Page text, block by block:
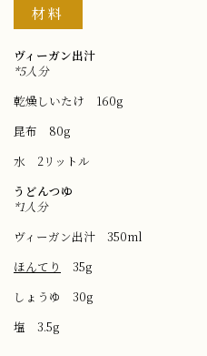
材料
ヴィーガン出汁
*5人分
乾燥しいたけ 160g
昆布 80g
水 2リットル
うどんつゆ
*1人分
ヴィーガン出汁 350ml
ほんてり
35g
しょうゆ 30g
塩 3.5g